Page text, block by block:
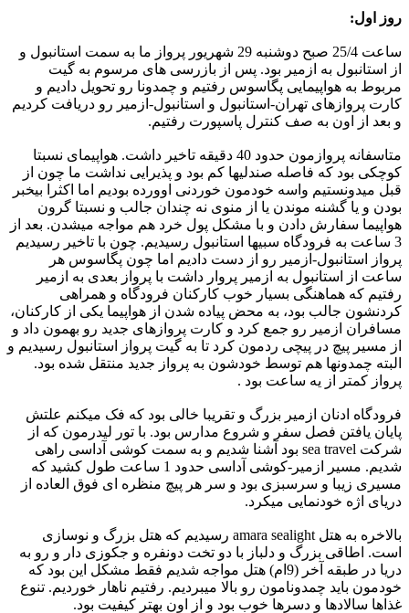
روز اول:
ساعت 25/4 صبح دوشنبه 29 شهریور پرواز ما به سمت استانبول و
از استانبول به ازمیر بود. پس از بازرسی های مرسوم به گیت
مربوط به هواپیمایی پگاسوس رفتیم و چمدونا رو تحویل دادیم و
کارت پروازهای تهران-استانبول و استانبول-ازمیر رو دریافت کردیم
و بعد از اون به صف کنترل پاسپورت رفتیم.
متاسفانه پروازمون حدود 40 دقیقه تاخیر داشت. هواپیمای نسبتا
کوچکی بود که فاصله صندلیها کم بود و پذیرایی نداشت ما چون از
قبل میدونستیم واسه خودمون خوردنی اوورده بودیم اما اکثرا بیخبر
بودن و یا گشنه موندن یا از منوی نه چندان جالب و نسبتا گرون
هواپیما سفارش دادن و با مشکل پول خرد هم مواجه میشدن. بعد از
3 ساعت به فرودگاه سبیها استانبول رسیدیم. چون با تاخیر رسیدیم
پرواز استانبول-ازمیر رو از دست دادیم اما چون پگاسوس هر
ساعت از استانبول به ازمیر پروار داشت با پرواز بعدی به ازمیر
رفتیم که هماهنگی بسیار خوب کارکنان فرودگاه و همراهی
کردنشون جالب بود، به محض پیاده شدن از هواپیما یکی از کارکنان،
مسافران ازمیر رو جمع کرد و کارت پروازهای جدید رو بهمون داد و
از مسیر پیچ در پیچی ردمون کرد تا به گیت پرواز استانبول رسیدیم و
البته چمدونها هم توسط خودشون به پرواز جدید منتقل شده بود.
پرواز کمتر از یه ساعت بود .
فرودگاه ادنان ازمیر بزرگ و تقریبا خالی بود که فک میکنم علتش
پایان یافتن فصل سفر و شروع مدارس بود. با تور لیدرمون که از
شرکت sea travel بود آشنا شدیم و به سمت کوشی آداسی راهی
شدیم. مسیر ازمیر-کوشی آداسی حدود 1 ساعت طول کشید که
مسیری زیبا و سرسبزی بود و سر هر پیچ منظره ای فوق العاده از
دریای اژه خودنمایی میکرد.
بالاخره به هتل amara sealight رسیدیم که هتل بزرگ و نوسازی
است. اطاقی بزرگ و دلباز با دو تخت دونفره و جکوزی دار و رو به
دریا در طبقه آخر (9ام) هتل مواجه شدیم فقط مشکل این بود که
خودمون باید چمدونامون رو بالا میبردیم. رفتیم ناهار خوردیم. تنوع
غذاها سالادها و دسرها خوب بود و از اون بهتر کیفیت بود.